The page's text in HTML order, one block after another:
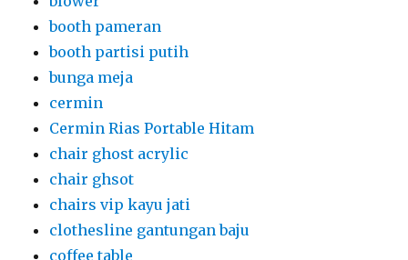
cover kursi ketat merah putih
CV.Surya Jaya Event Sewa Partisi R8 Untuk
Vaksinasi Booster Siap Kirim Dan Pasang
area JABODETABEK DAN SEKITARNYA.Partisi
r8 yang kami sewa kan ini sangat kokoh
Dekorasi Akad Nikah
Dekorasi Bunga Plastik Dan Bunga Segar
dekorasi pernikahan
Dekorasi Pernikahan Di Rumah
Dekorasi Pesta